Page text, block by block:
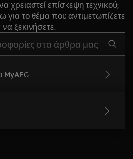
χρειαστεί επίσκεψη τεχνικού;
το θέμα που αντιμετωπίζετε
να ξεκινήσετε.
MyAEG